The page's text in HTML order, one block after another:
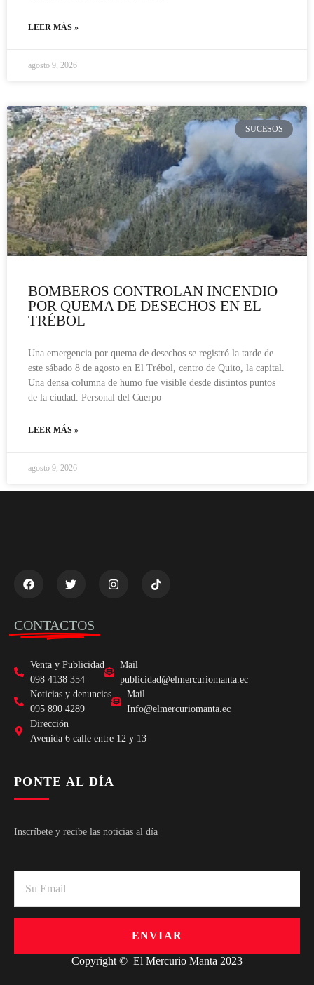
LEER MÁS »
agosto 9, 2026
SUCESOS
BOMBEROS CONTROLAN INCENDIO
POR QUEMA DE DESECHOS EN EL
TRÉBOL
Una emergencia por quema de desechos se registró la tarde de
este sábado 8 de agosto en El Trébol, centro de Quito, la capital.
Una densa columna de humo fue visible desde distintos puntos
de la ciudad. Personal del Cuerpo
LEER MÁS »
agosto 9, 2026
CONTACTOS
Venta y Publicidad
098 4138 354
Mail
publicidad@elmercuriomanta.ec
Noticias y denuncias
095 890 4289
Mail
Info@elmercuriomanta.ec
Dirección
Avenida 6 calle entre 12 y 13
PONTE AL DÍA
Inscríbete y recibe las noticias al día
ENVIAR
Copyright © El Mercurio Manta 2023